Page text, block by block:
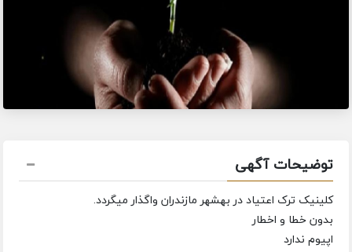
توضیحات آگهی
کلینیک ترک اعتیاد در بهشهر مازندران واگذار میگردد.
بدون خطا و اخطار
اپیوم ندارد